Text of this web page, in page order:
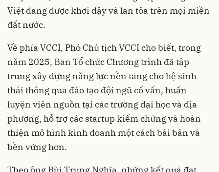
Việt đang được khơi dậy và lan tỏa trên mọi miền
đất nước.
Về phía VCCI, Phó Chủ tịch VCCI cho biết, trong
năm 2025, Ban Tổ chức Chương trình đã tập
trung xây dựng năng lực nền tảng cho hệ sinh
thái thông qua đào tạo đội ngũ cố vấn, huấn
luyện viên nguồn tại các trường đại học và địa
phương, hỗ trợ các startup kiểm chứng và hoàn
thiện mô hình kinh doanh một cách bài bản và
bền vững hơn.